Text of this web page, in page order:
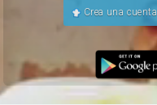
Crea una cuenta